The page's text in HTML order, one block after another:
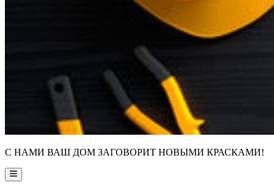
С НАМИ ВАШ ДОМ ЗАГОВОРИТ НОВЫМИ КРАСКАМИ!
Main
Menu